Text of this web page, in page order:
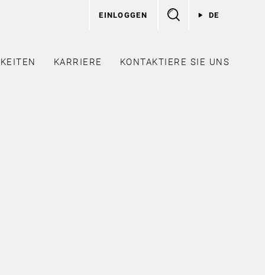
KARRIERE KONTAKTIERE SIE UNS
DE
EINLOGGEN